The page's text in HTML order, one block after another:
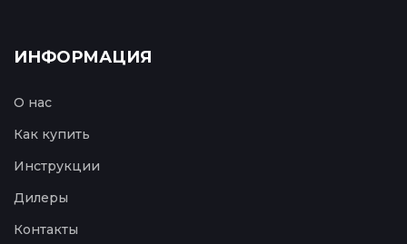
ИНФОРМАЦИЯ
О нас
Как купить
Инструкции
Дилеры
Контакты